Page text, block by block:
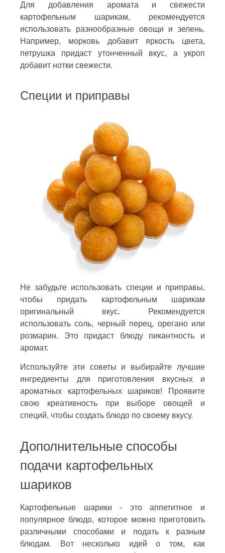
Для добавления аромата и свежести
картофельным шарикам, рекомендуется
использовать разнообразные овощи и зелень.
Например, морковь добавит яркость цвета,
петрушка придаст утонченный вкус, а укроп
добавит нотки свежести.
Специи и приправы
Не забудьте использовать специи и приправы,
чтобы придать картофельным шарикам
оригинальный вкус. Рекомендуется
использовать соль, черный перец, орегано или
розмарин. Это придаст блюду пикантность и
аромат.
Используйте эти советы и выбирайте лучшие
ингредиенты для приготовления вкусных и
ароматных картофельных шариков! Проявите
свою креативность при выборе овощей и
специй, чтобы создать блюдо по своему вкусу.
Дополнительные способы
подачи картофельных
шариков
Картофельные шарики - это аппетитное и
популярное блюдо, которое можно приготовить
различными способами и подать к разным
блюдам. Вот несколько идей о том, как